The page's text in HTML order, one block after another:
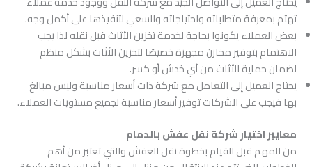
تهتم بمعرفة متطلباته واحتياجاته والسعي لتنفيذها على أكمل وجه.
بعض العملاء يكونوا بحاجة لخدمة تخزين الأثاث قبل نقله لذا يجب
الاهتمام بتوفير مخازن مجهزة خصيصًا لتخزين الأثاث بشكل منظم
لضمان حماية الأثاث من أي خدش أو كسر.
يحتاج العميل إلى التعامل مع شركة ذات أسعار مناسبة وليس مبالغ
بها فيجب على الشركات توفير أسعار مناسبة لجميع مستويات العملاء.
معايير اختيار شركة نقل عفش بالدمام
من المهم قبل القيام بخطوة نقل العفش والتي تعتبر من أهم